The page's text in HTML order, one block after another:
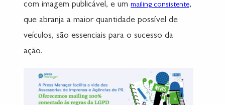
com imagem publicável, e um mailing consistente,
que abranja a maior quantidade possível de
veículos, são essenciais para o sucesso da
ação.